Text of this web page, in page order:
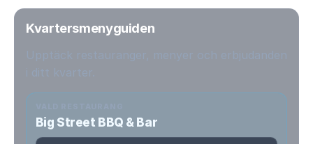
Kvartersmenyguiden
Big Street BBQ & Bar